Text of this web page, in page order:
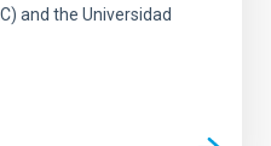
and the Universidad